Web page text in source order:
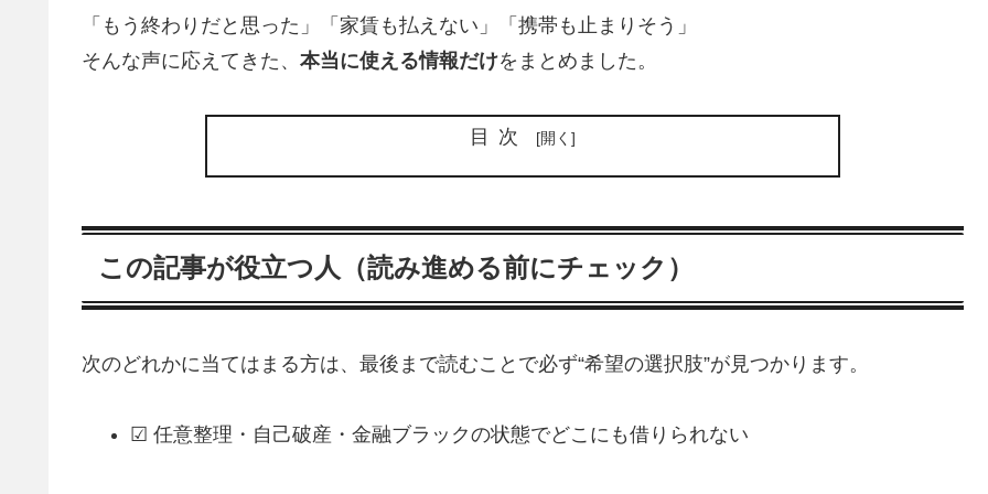
「もう終わりだと思った」「家賃も払えない」「携帯も止まりそう」
そんな声に応えてきた、 本当に使える情報だけをまとめました。
目次
この記事が役立つ人（読み進める前にチェック）
次のどれかに当てはまる方は、最後まで読むことで必ず“希望の選択肢”が見つかります。
☑ 任意整理・自己破産・金融ブラックの状態でどこにも借りられない